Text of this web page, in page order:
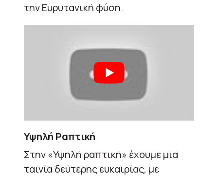
την Ευρυτανική φύση.
Υψηλή Ραπτική
Στην «Υψηλή ραπτική» έχουμε μια
ταινία δεύτερης ευκαιρίας, με